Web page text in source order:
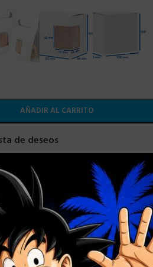
AÑADIR AL CARRITO
de deseos
TAZAS PERSONALIZADAS